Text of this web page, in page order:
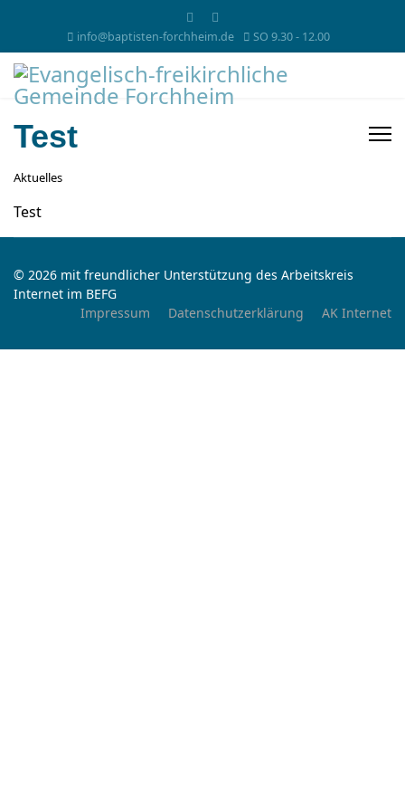
info@baptisten-forchheim.de SO 9.30 - 12.00
Test
Aktuelles
Test
© 2026 mit freundlicher Unterstützung des Arbeitskreis
Internet im BEFG
Impressum
Datenschutzerklärung AK Internet